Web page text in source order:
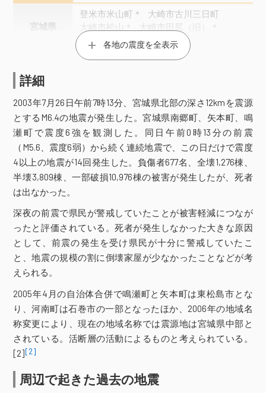
宮城県
登米市米山町＊
大崎市古川三日町
大崎市松山＊
大崎市田尻（旧）＊
石巻市泉町
宮城県
栗原市一迫（旧）＊ 栗原市瀬峰（旧）＊
栗原市金成（旧）＊
栗原市志波姫（旧）＊
登米市中田町
登米市迫町（旧）＊
大崎市三本木＊
仙台泉区将監＊ 石巻市相野谷＊
大郷町粕川＊
震度4
岩手県
普代村銅屋（旧）＊
野田村野田＊
陸前高田市高田町（旧）＊ 大槌町新町＊
盛岡市山王町 二戸市福岡（旧）
矢巾町南矢幅（旧）＊
一関市千厩町（旧）＊
一関市室根町（旧）＊ 一関市藤沢町＊
平泉町平泉（旧）＊ 奥州市前沢＊
奥州市胆沢区（旧）＊
奥州市衣川区（旧）＊
宮城加美町宮崎＊ 色麻町四竈（旧）＊
各地の震度を全表示
詳細
2003年7月26日午前7時13分、宮城県北部の深さ12kmを震源
とするM6.4の地震が発生した。宮城県南郷町、矢本町、鳴
瀬町で震度6強を観測した。同日午前0時13分の前震
（M5.6、震度6弱）から続く連続地震で、この日だけで震度
4以上の地震が14回発生した。負傷者677名、全壊1,276棟、
半壊3,809棟、一部破損10,976棟の被害が発生したが、死者
は出なかった。
深夜の前震で県民が警戒していたことが被害軽減につなが
ったと評価されている。死者が発生しなかった大きな原因
として、前震の発生を受け県民が十分に警戒していたこ
と、地震の規模の割に倒壊家屋が少なかったことなどが考
えられる。
2005年4月の自治体合併で鳴瀬町と矢本町は東松島市とな
り、河南町は石巻市の一部となったほか、2006年の地域名
称変更により、現在の地域名称では震源地は宮城県中部と
されている。活断層の活動によるものと考えられている。
[2][2]
周辺で起きた過去の地震